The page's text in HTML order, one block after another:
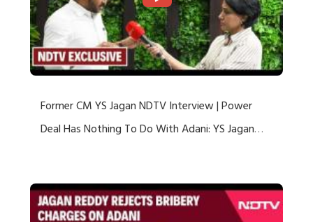
Former CM YS Jagan NDTV Interview | Power
Deal Has Nothing To Do With Adani: YS Jagan